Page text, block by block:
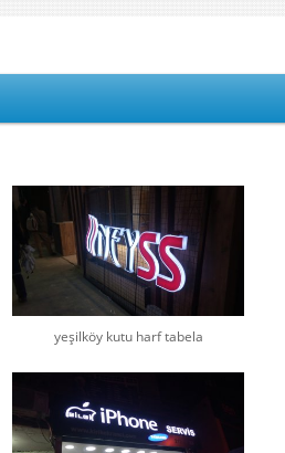
yeşilköy kutu harf tabela